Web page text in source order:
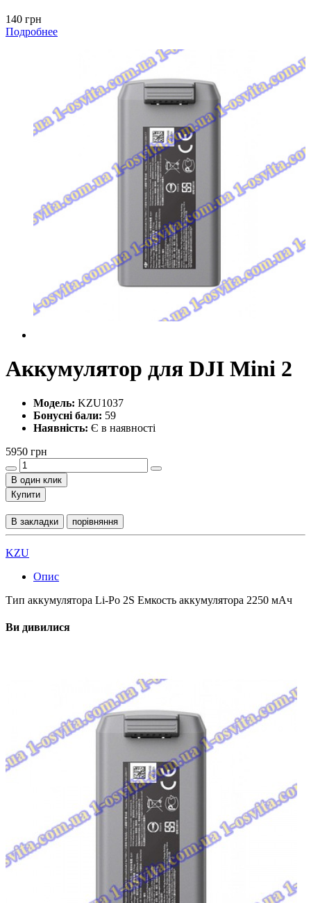
140 грн
Подробнее
Аккумулятор для DJI Mini 2
Модель: KZU1037
Бонусні бали: 59
Наявність: Є в наявності
5950 грн
В один клик
Купити
В закладки порівняння
KZU
Опис
Тип аккумулятора Li-Po 2S Емкость аккумулятора 2250 мАч
Ви дивилися